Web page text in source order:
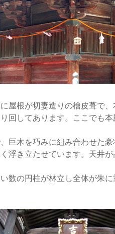
屋根が切妻造りの檜皮葺で、
回してあります。ここでも
巨木を巧みに組み合わせた
浮き立たせています。天井が
数の円柱が林立し全体が朱に